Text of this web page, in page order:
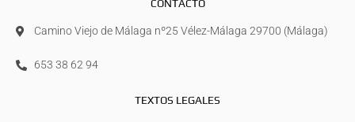
CONTACTO
Camino Viejo de Málaga nº25 Vélez-Málaga 29700 (Málaga)
653 38 62 94
TEXTOS LEGALES